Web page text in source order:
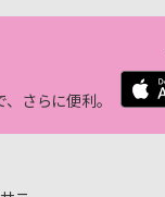
さらに便利。